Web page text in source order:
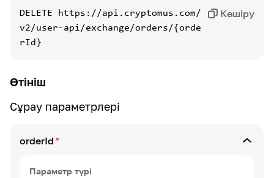
DELETE
https://api.cryptomus.com/
v2/user-api/exchange/orders/{orde
rId}
Көшіру
Өтініш
Сұрау параметрлері
orderId*
Параметр түрі